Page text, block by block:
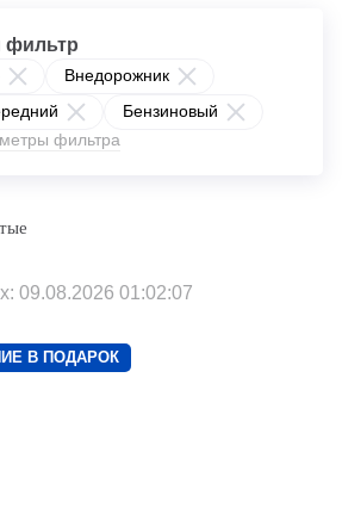
Внедорожник
Бензиновый
фильтра
фильтр
09.08.2026 01:02:07
В ПОДАРОК